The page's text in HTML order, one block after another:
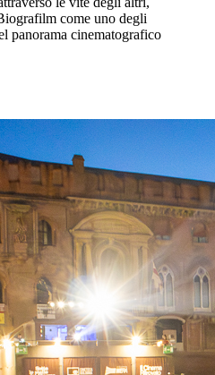
come uno degli
panorama cinematografico